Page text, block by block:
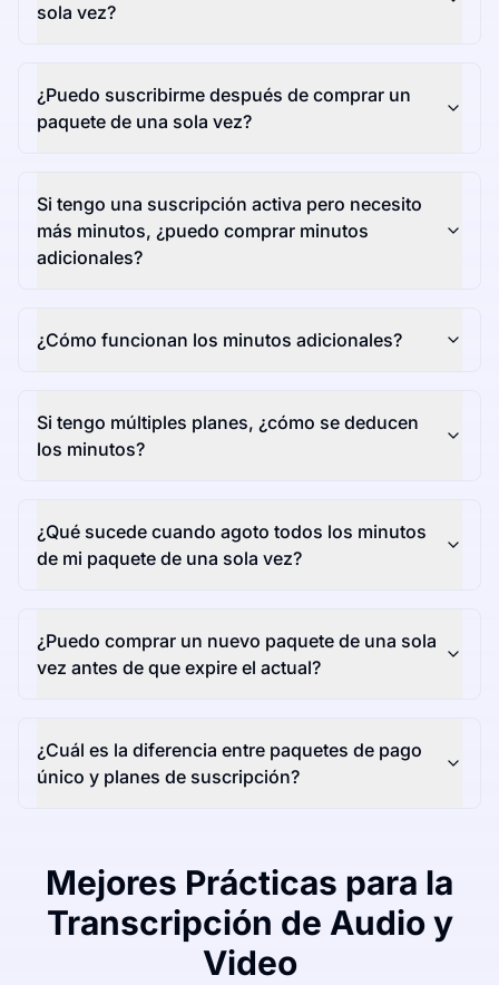
sola vez?
¿Puedo suscribirme después de comprar un
paquete de una sola vez?
Si tengo una suscripción activa pero necesito
más minutos, ¿puedo comprar minutos
adicionales?
¿Cómo funcionan los minutos adicionales?
Si tengo múltiples planes, ¿cómo se deducen
los minutos?
¿Qué sucede cuando agoto todos los minutos
de mi paquete de una sola vez?
¿Puedo comprar un nuevo paquete de una sola
vez antes de que expire el actual?
¿Cuál es la diferencia entre paquetes de pago
único y planes de suscripción?
Mejores Prácticas para la
Transcripción de Audio y
Video